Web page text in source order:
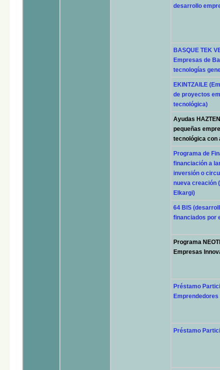
desarrollo
BASQUE TEK
Empresas de
tecnologías
EKINTZAILE
de proyectos
tecnológica)
Ayudas
pequeñas
tecnológica con
Programa de
financiación a
inversión o
nueva creación
Elkargi)
64 BIS
financiados por
Programa
Empresas
Préstamo
Emprendedores
Préstamo